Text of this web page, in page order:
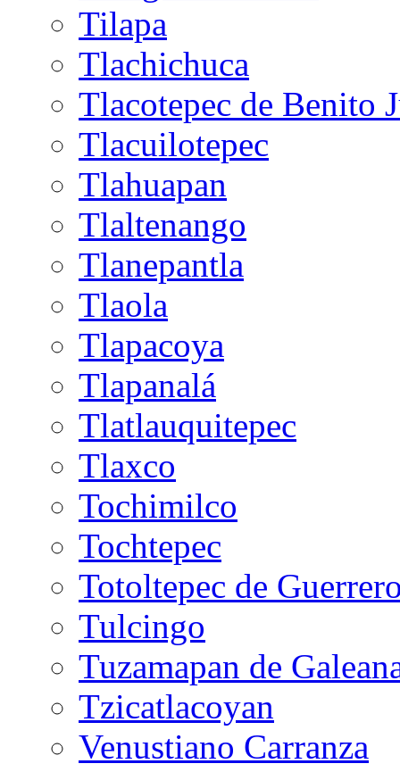
Tilapa
Tlachichuca
Tlacotepec de Benito
Tlacuilotepec
Tlahuapan
Tlaltenango
Tlanepantla
Tlaola
Tlapacoya
Tlapanalá
Tlatlauquitepec
Tlaxco
Tochimilco
Tochtepec
Totoltepec de
Tulcingo
Tuzamapan de
Tzicatlacoyan
Venustiano Carranza